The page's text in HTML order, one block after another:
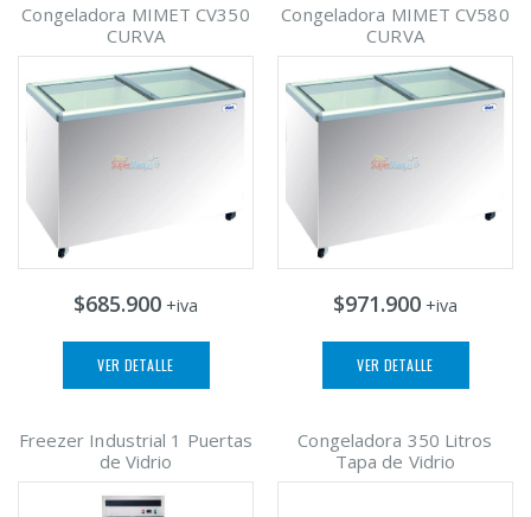
Congeladora MIMET CV350
CURVA
$685.900 +iva
VER DETALLE
Congeladora MIMET CV580
CURVA
$971.900 +iva
VER DETALLE
Freezer Industrial 1 Puertas
de Vidrio
Congeladora 350 Litros
Tapa de Vidrio